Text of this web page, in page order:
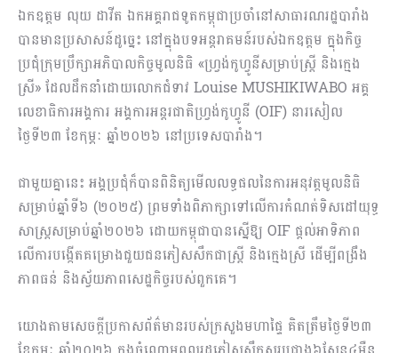
ឯកឧត្តម លុយ ដាវីត ឯកអគ្គរាជទូតកម្ពុជាប្រចាំនៅសាធារណរដ្ឋបារាំង
បានមានប្រសាសន៍ដូច្នេះ នៅក្នុងបទអន្តរាគមន៍របស់ឯកឧត្តម ក្នុងកិច្ច
ប្រជុំក្រុមប្រឹក្សាអភិបាលកិច្ចមូលនិធិ «ហ្វ្រង់កូហ្វូនីសម្រាប់ស្ត្រី និងក្មេង
ស្រី» ដែលដឹកនាំដោយលោកជំទាវ Louise MUSHIKIWABO អគ្គ
លេខាធិការអង្គការ អង្គការអន្តរជាតិហ្វ្រង់កូហ្វូនី (OIF) នារសៀល
ថ្ងៃទី២៣ ខែកុម្ភៈ ឆ្នាំ២០២៦ នៅប្រទេសបារាំង។
ជាមួយគ្នានេះ អង្គប្រជុំក៏បានពិនិត្យមើលលទ្ធផលនៃការអនុវត្តមូលនិធិ
សម្រាប់ឆ្នាំទី៦ (២០២៥) ព្រមទាំងពិភាក្សាទៅលើការកំណត់ទិសដៅយុទ្ធ
សាស្រ្តសម្រាប់ឆ្នាំ២០២៦ ដោយកម្ពុជាបានស្នើឱ្យ OIF ផ្តល់អាទិភាព
លើការបង្កើតគម្រោងជួយជនភៀសសឹកជាស្រ្តី និងក្មេងស្រី ដើម្បីពង្រឹង
ភាពធន់ និងស្វ័យភាពសេដ្ឋកិច្ចរបស់ពួកគេ។
យោងតាមសេចក្តីប្រកាសព័ត៌មានរបស់ក្រសួងមហាផ្ទៃ គិតត្រឹមថ្ងៃទី២៣